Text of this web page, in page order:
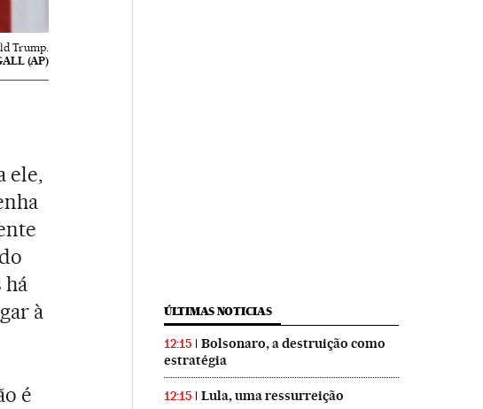
Trump.
(AP)
ele,
há
à
é
ÚLTIMAS NOTICIAS
12:15
Bolsonaro, a destruição como
estratégia
12:15 Lula, uma ressurreição